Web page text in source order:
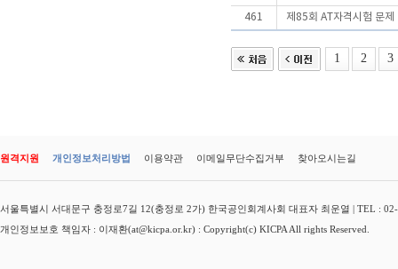
461 제85회 AT자격시험 문
1 2 3
원격지원 개인정보처리방법 이용약관 이메일무단수집거부 찾아오시는길
서울특별시 서대문구 충정로7길 12(충정로 2가) 한국공인회계사회 대표자 최운열 | TEL :
개인정보보호 책임자 : 이재환(at@kicpa.or.kr) : Copyright(c) KICPA All rights Reserved.